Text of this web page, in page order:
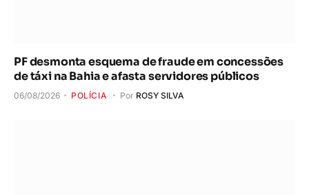
PF desmonta esquema de fraude em concessões
de táxi na Bahia e afasta servidores públicos
06/08/2026 POLÍCIA Por ROSY SILVA